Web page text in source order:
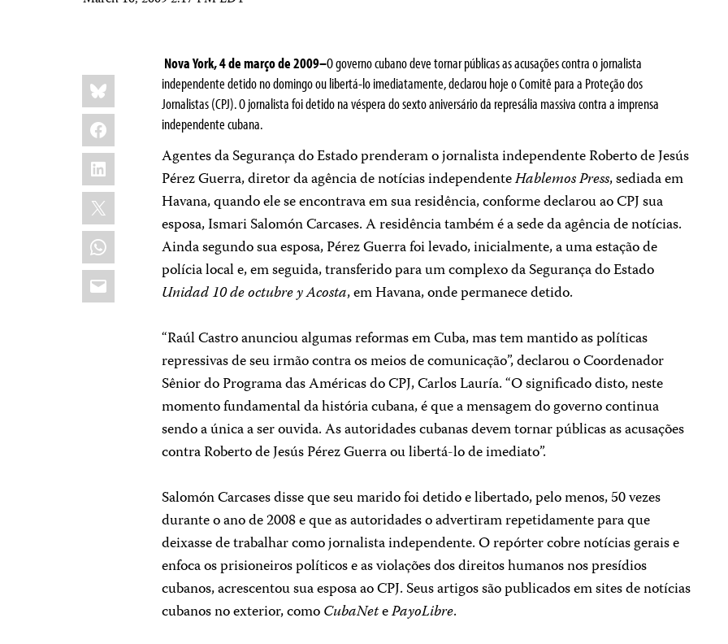
Share
this:
Bluesky
Facebook
LinkedIn
X
WhatsApp
Email
Nova York, 4 de março de 2009–O governo cubano deve tornar públicas as acusações contra o jornalista
independente detido no domingo ou libertá-lo imediatamente, declarou hoje o Comitê para a Proteção dos
Jornalistas (CPJ). O jornalista foi detido na véspera do sexto aniversário da represália massiva contra a imprensa
independente cubana.
Agentes da Segurança do Estado prenderam o jornalista independente Roberto de Jesús
Pérez Guerra, diretor da agência de notícias independenteHablemos Press, sediada em
Havana, quando ele se encontrava em sua residência, conforme declarou ao CPJ sua
esposa, Ismari Salomón Carcases. A residência também é a sede da agência de notícias.
Ainda segundo sua esposa, Pérez Guerra foi levado, inicialmente, a uma estação de
polícia local e, em seguida, transferido para um complexo da Segurança do Estado
Unidad 10 de octubre y Acosta, em Havana, onde permanece detido.
“Raúl Castro anunciou algumas reformas em Cuba, mas tem mantido as políticas
repressivas de seu irmão contra os meios de comunicação”, declarou o Coordenador
Sênior do Programa das Américas do CPJ, Carlos Lauría. “O significado disto, neste
momento fundamental da história cubana, é que a mensagem do governo continua
sendo a única a ser ouvida. As autoridades cubanas devem tornar públicas as acusações
contra Roberto de Jesús Pérez Guerra ou libertá-lo de imediato”.
Salomón Carcases disse que seu marido foi detido e libertado, pelo menos, 50 vezes
durante o ano de 2008 e que as autoridades o advertiram repetidamente para que
deixasse de trabalhar como jornalista independente. O repórter cobre notícias gerais e
enfoca os prisioneiros políticos e as violações dos direitos humanos nos presídios
cubanos, acrescentou sua esposa ao CPJ. Seus artigos são publicados em sites de notícias
cubanos no exterior, comoCubaNetePayoLibre.